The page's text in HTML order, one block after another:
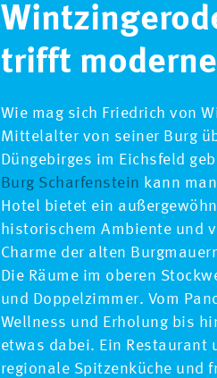
trifft
Wie mag sich Friedrich von
Mittelalter von seiner Burg
Düngebirges im Eichsfeld
Burg Scharfenstein kann
Hotel bietet ein
historischem Ambiente und
Charme der alten
Die Räume im oberen
und Doppelzimmer. Vom
Wellness und Erholung bis
etwas dabei. Ein Restaurant
regionale Spitzenküche und